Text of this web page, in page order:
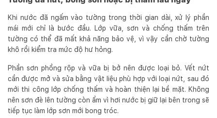
Khi nước đã ngấm vào tường trong thời gian dài, xử lý phần
mái mới chỉ là bước đầu. Lớp vữa, sơn và chống thấm trên
tường có thể đã mất khả năng bảo vệ, vì vậy cần chờ tường
khô rồi kiểm tra mức độ hư hỏng.
Phần sơn phồng rộp và vữa bị bở nên được loại bỏ. Vết nứt
cần được mở và sửa bằng vật liệu phù hợp với loại nứt, sau đó
mới thi công lớp chống thấm và hoàn thiện lại bề mặt. Không
nên sơn đè lên tường còn ẩm vì hơi nước bị giữ lại bên trong sẽ
tiếp tục làm lớp sơn mới bong tróc.